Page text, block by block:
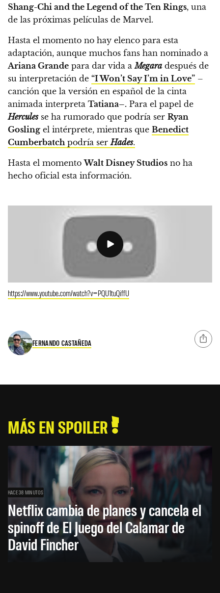
Shang-Chi and the Legend of the Ten Rings, una
de las próximas películas de Marvel.
Hasta el momento no hay elenco para esta
adaptación, aunque muchos fans han nominado a
Ariana Grande para dar vida aMegara después de
su interpretación de “I Won’t Say I’m in Love” –
canción que la versión en español de la cinta
animada interpreta Tatiana–. Para el papel de
Herculesse ha rumorado que podría ser Ryan
Gosling el intérprete, mientras que Benedict
Cumberbatchpodría serHades.
Hasta el momentoWalt Disney Studios no ha
hecho oficial esta información.
https://www.youtube.com/watch?v=PQU1tuQiffU
FERNANDO CASTAÑEDA
MÁS EN SPOILER
HACE 38 MINUTOS
Netflix cambia de planes y cancela el
spinoff de El Juego del Calamar de
David Fincher